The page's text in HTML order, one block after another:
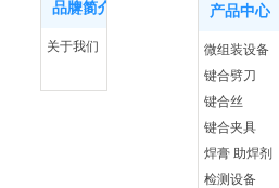
品牌简介
更多
关于我们
产品中心
微组装设备
键合劈刀
键合丝
键合夹具
焊膏 助焊剂
检测设备